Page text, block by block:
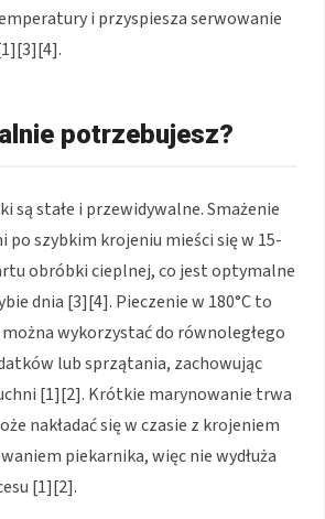
i przyspiesza serwowanie
potrzebujesz?
są stałe i przewidywalne. Smażenie
po szybkim krojeniu mieści się w 15-
obróbki cieplnej, co jest optymalne
dnia [3][4]. Pieczenie w 180°C to
wykorzystać do równoległego
lub sprzątania, zachowując
[1][2]. Krótkie marynowanie trwa
nakładać się w czasie z krojeniem
piekarnika, więc nie wydłuża
[1][2].